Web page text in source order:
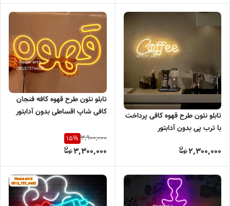
تابلو نئون طرح قهوه کافی پرداخت
با ترب پی بدون آدابتور
2,300,000
تابلو نئون طرح قهوه کافه فنجان
کافی شاپ اقساطی بدون آدابتور
3,900,000
15%
3,300,000